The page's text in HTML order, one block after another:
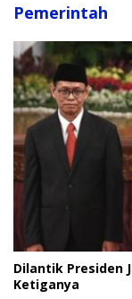
Pemerintah
Dilantik Presiden
Ketiganya